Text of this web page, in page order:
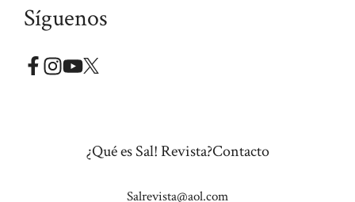
Síguenos
¿Qué es Sal! Revista?Contacto
Salrevista@aol.com